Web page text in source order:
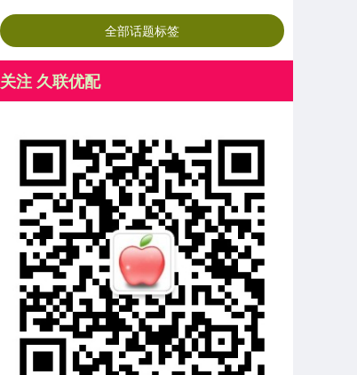
全部话题标签
关注 久联优配